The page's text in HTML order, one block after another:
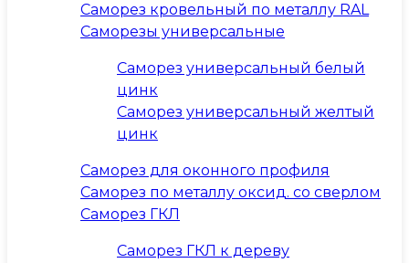
Саморез кровельный по металлу RAL
Саморезы универсальные
Саморез универсальный белый
цинк
Саморез универсальный желтый
цинк
Саморез для оконного профиля
Саморез по металлу оксид. со сверлом
Саморез ГКЛ
Саморез ГКЛ к дереву